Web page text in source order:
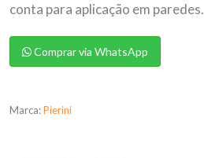
conta para aplicação em paredes.
Comprar via WhatsApp
Marca:Pierini